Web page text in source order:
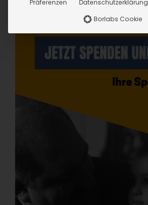
Präferenzen Datenschutzerklärung
Borlabs Cookie